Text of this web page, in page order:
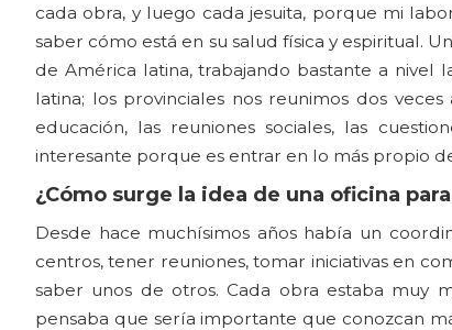
cada obra, y luego cada jesuita, porque mi
saber cómo está en su salud física y espiritual.
de América latina, trabajando bastante a nivel
latina; los provinciales nos reunimos dos
educación, las reuniones sociales, las
interesante porque es entrar en lo más propio
¿Cómo surge la idea de una oficina
Desde hace muchísimos años había un
centros, tener reuniones, tomar iniciativas en
saber unos de otros. Cada obra estaba muy
pensaba que sería importante que conozcan